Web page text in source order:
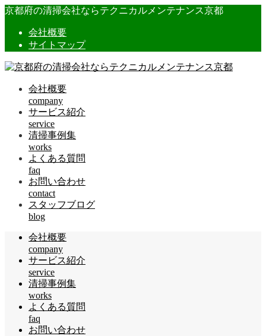
京都府の清掃会社ならテクニカルメンテナンス京都
会社概要
サイトマップ
会社概要
company
サービス紹介
service
清掃事例集
works
よくある質問
faq
お問い合わせ
contact
スタッフブログ
blog
会社概要
company
サービス紹介
service
清掃事例集
works
よくある質問
faq
お問い合わせ